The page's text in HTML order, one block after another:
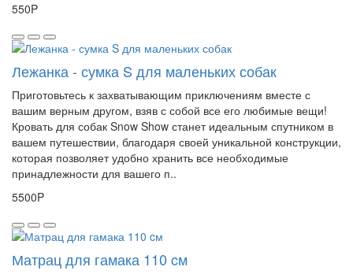
550P
Лежанка - сумка S для маленьких собак
Приготовьтесь к захватывающим приключениям вместе с
вашим верным другом, взяв с собой все его любимые вещи!
Кровать для собак Snow Show станет идеальным спутником в
вашем путешествии, благодаря своей уникальной конструкции,
которая позволяет удобно хранить все необходимые
принадлежности для вашего п..
5500P
Матрац для гамака 110 cм